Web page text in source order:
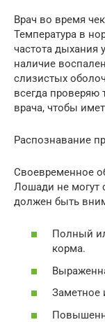
Врач во время
Температура в
частота дыхания
наличие
слизистых
всегда проверяю
врача, чтобы
Распознавание
Своевременное
Лошади не могут
должен быть
Полный
корма.
Заметное